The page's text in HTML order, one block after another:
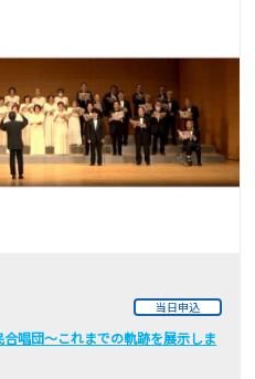
当日申込
唱団～これまでの軌跡を展示しま